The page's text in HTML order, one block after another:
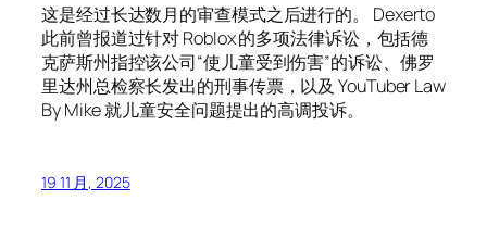
这是经过长达数月的审查模式之后进行的。 Dexerto
此前曾报道过针对 Roblox 的多项法律诉讼，包括德
克萨斯州指控该公司“使儿童受到伤害”的诉讼、佛罗
里达州总检察长发出的刑事传票，以及 YouTuber Law
By Mike 就儿童安全问题提出的高调投诉。
19 11 月, 2025